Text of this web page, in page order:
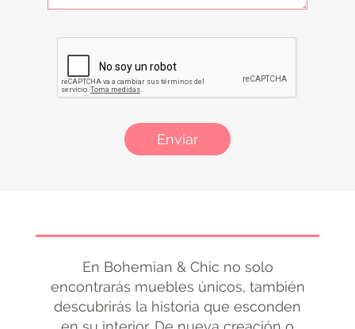
Enviar
En Bohemian & Chic no solo
encontrarás muebles únicos, también
descubrirás la historia que esconden